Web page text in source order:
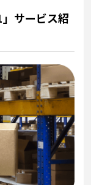
サービス紹